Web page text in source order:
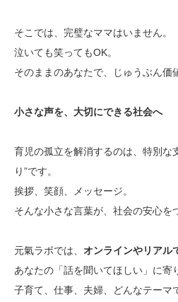
そこでは、完璧なママはいません。
泣いても笑ってもOK。
そのままのあなたで、じゅうぶん価
小さな声を、大切にできる社会へ
育児の孤立を解消するのは、特別な
り”です。
挨拶、笑顔、メッセージ。
そんな小さな言葉が、社会の安心を
元氣ラボでは、 オンラインやリアル
あなたの「話を聞いてほしい」に寄
子育て、仕事、夫婦、どんなテーマ